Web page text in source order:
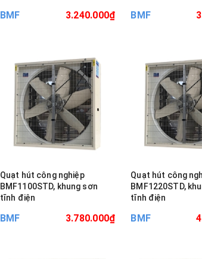
BMF 3.240.000₫ BMF
Quạt hút công nghiệp
BMF1100STD, khung sơn
tĩnh điện
BMF 3.780.000₫
Quạt hút công
BMF1220STD,
tĩnh điện
BMF